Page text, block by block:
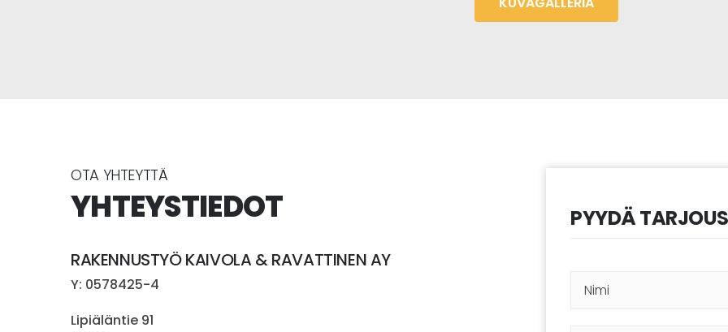
OTA YHTEYTTÄ
YHTEYSTIEDOT
RAKENNUSTYÖ KAIVOLA & RAVATTINEN AY
Y: 0578425-4
Lipiäläntie 91
PYYDÄ TARJOUS